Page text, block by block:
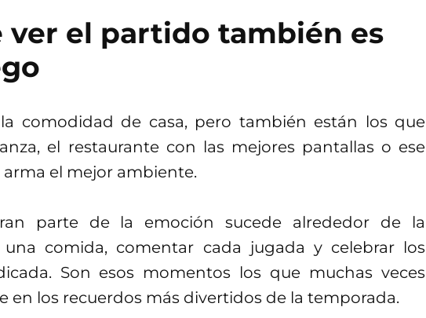
ver el partido también es
comodidad de casa, pero también están los que
el restaurante con las mejores pantallas o ese
el mejor ambiente.
parte de la emoción sucede alrededor de la
una comida, comentar cada jugada y celebrar los
Son esos momentos los que muchas veces
los recuerdos más divertidos de la temporada.